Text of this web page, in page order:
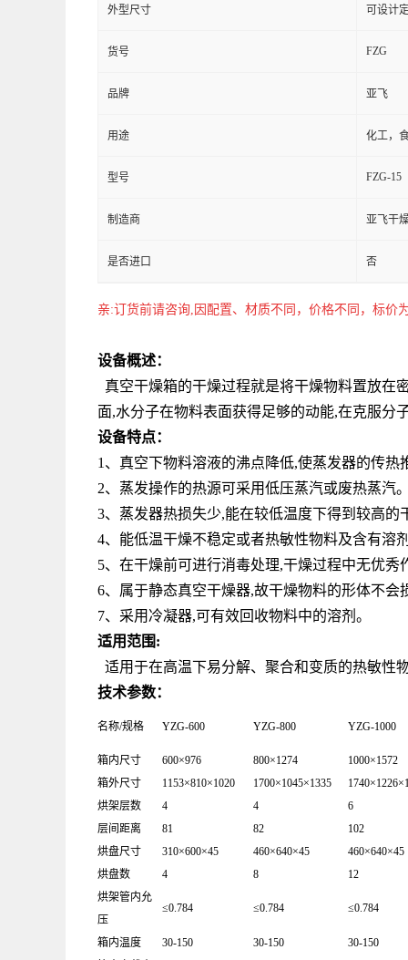
外型尺寸 可设计
货号 FZG
品牌 亚飞
用途 化工，
型号 FZG-15
制造商 亚飞干
是否进口 否
亲:订货前请咨询,因配置、材质不同，价格不同，标价
设备概述：
真空干燥箱的干燥过程就是将干燥物料置放在
面,水分子在物料表面获得足够的动能,在克服分
设备特点：
1、真空下物料溶液的沸点降低,使蒸发器的传
2、蒸发操作的热源可采用低压蒸汽或废热蒸汽
3、蒸发器热损失少,能在较低温度下得到较高的
4、能低温干燥不稳定或者热敏性物料及含有溶
5、在干燥前可进行消毒处理,干燥过程中无优秀
6、属于静态真空干燥器,故干燥物料的形体不会
7、采用冷凝器,可有效回收物料中的溶剂。
适用范围:
适用于在高温下易分解、聚合和变质的热敏性
技术参数：
名称/规格 YZG-600 YZG-800 YZG-1000
箱内尺寸 600×976 800×1274
1000×1572
箱外尺寸
1153×810×1020 1700×1045×1335
烘架层数
4 4
6
层间距离
81 82
102
烘盘尺寸
310×600×45 460×640×45
460×640×45
烘盘数
4 8
12
烘架管内允
压
≤0.784 ≤0.784 ≤0.784
箱内温度 30-150 30-150
30-150